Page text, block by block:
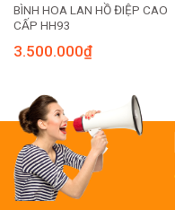
BÌNH HOA LAN HỒ ĐIỆP CAO
CẤP HH93
3.500.000₫